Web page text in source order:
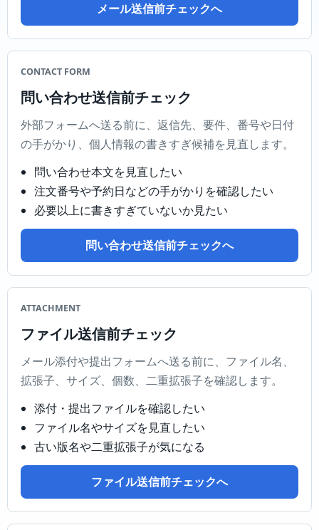
メール送信前チェックへ
CONTACT FORM
問い合わせ送信前チェック
外部フォームへ送る前に、返信先、要件、番号や日付
の手がかり、個人情報の書きすぎ候補を見直します。
問い合わせ本文を見直したい
注文番号や予約日などの手がかりを確認したい
必要以上に書きすぎていないか見たい
問い合わせ送信前チェックへ
ATTACHMENT
ファイル送信前チェック
メール添付や提出フォームへ送る前に、ファイル名、
拡張子、サイズ、個数、二重拡張子を確認します。
添付・提出ファイルを確認したい
ファイル名やサイズを見直したい
古い版名や二重拡張子が気になる
ファイル送信前チェックへ